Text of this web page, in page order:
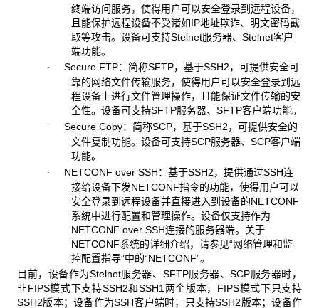
终端访问服务，使得用户可以安全登录到远程设备，
且能保护远程设备不受诸如IP地址欺诈、明文密码截
取等攻击。设备可支持Stelnet服务器、Stelnet客户
端功能。
· Secure FTP：简称SFTP，基于SSH2，可提供安全可
靠的网络文件传输服务，使得用户可以安全登录到远
程设备上进行文件管理操作，且能保证文件传输的安
全性。设备可支持SFTP服务器、SFTP客户端功能。
· Secure Copy：简称SCP，基于SSH2，可提供安全的
文件复制功能。设备可支持SCP服务器、SCP客户端
功能。
· NETCONF over SSH：基于SSH2，提供通过SSH连
接给设备下发NETCONF指令的功能，使得用户可以
安全登录到远程设备并直接进入到设备的NETCONF
系统中进行配置和管理操作。设备仅支持作为
NETCONF over SSH连接的服务器端。关于
NETCONF系统的详细介绍，请参见“网络管理和监
控配置指导”中的“NETCONF”。
目前，设备作为Stelnet服务器、SFTP服务器、SCP服务器时，
非FIPS模式下支持SSH2和SSH1两个版本，FIPS模式下只支持
SSH2版本；设备作为SSH客户端时，只支持SSH2版本；设备作